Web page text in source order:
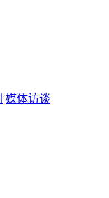
媒体访谈